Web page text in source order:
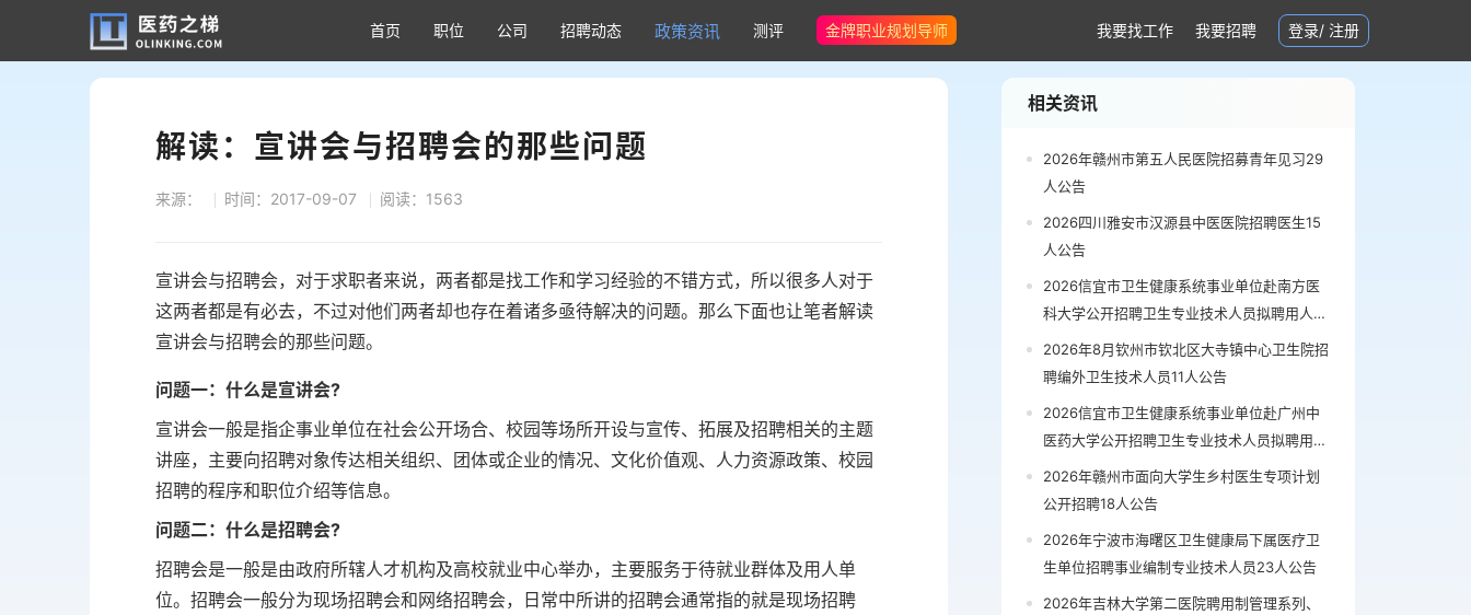
首页 职位 公司 招聘动态 政策资讯 测评 金牌职业规划导师 我要找工作 我要招聘 登录/ 注册
解读：宣讲会与招聘会的那些问题
来源： 时间：2017-09-07 阅读：1563
宣讲会与招聘会，对于求职者来说，两者都是找工作和学习经验的不错方式，所以很多人对于
这两者都是有必去，不过对他们两者却也存在着诸多亟待解决的问题。那么下面也让笔者解读
宣讲会与招聘会的那些问题。
问题一：什么是宣讲会?
宣讲会一般是指企事业单位在社会公开场合、校园等场所开设与宣传、拓展及招聘相关的主题
讲座，主要向招聘对象传达相关组织、团体或企业的情况、文化价值观、人力资源政策、校园
招聘的程序和职位介绍等信息。
问题二：什么是招聘会?
招聘会是一般是由政府所辖人才机构及高校就业中心举办，主要服务于待就业群体及用人单
位。招聘会一般分为现场招聘会和网络招聘会，日常中所讲的招聘会通常指的就是现场招聘
相关资讯
2026年赣州市第五人民医院招募青年见习29
人公告
2026四川雅安市汉源县中医医院招聘医生15
人公告
2026信宜市卫生健康系统事业单位赴南方医
科大学公开招聘卫生专业技术人员拟聘用人员
公示公告
2026年8月钦州市钦北区大寺镇中心卫生院招
聘编外卫生技术人员11人公告
2026信宜市卫生健康系统事业单位赴广州中
医药大学公开招聘卫生专业技术人员拟聘用人
员公示（第三批）公告
2026年赣州市面向大学生乡村医生专项计划
公开招聘18人公告
2026年宁波市海曙区卫生健康局下属医疗卫
生单位招聘事业编制专业技术人员23人公告
2026年吉林大学第二医院聘用制管理系列、